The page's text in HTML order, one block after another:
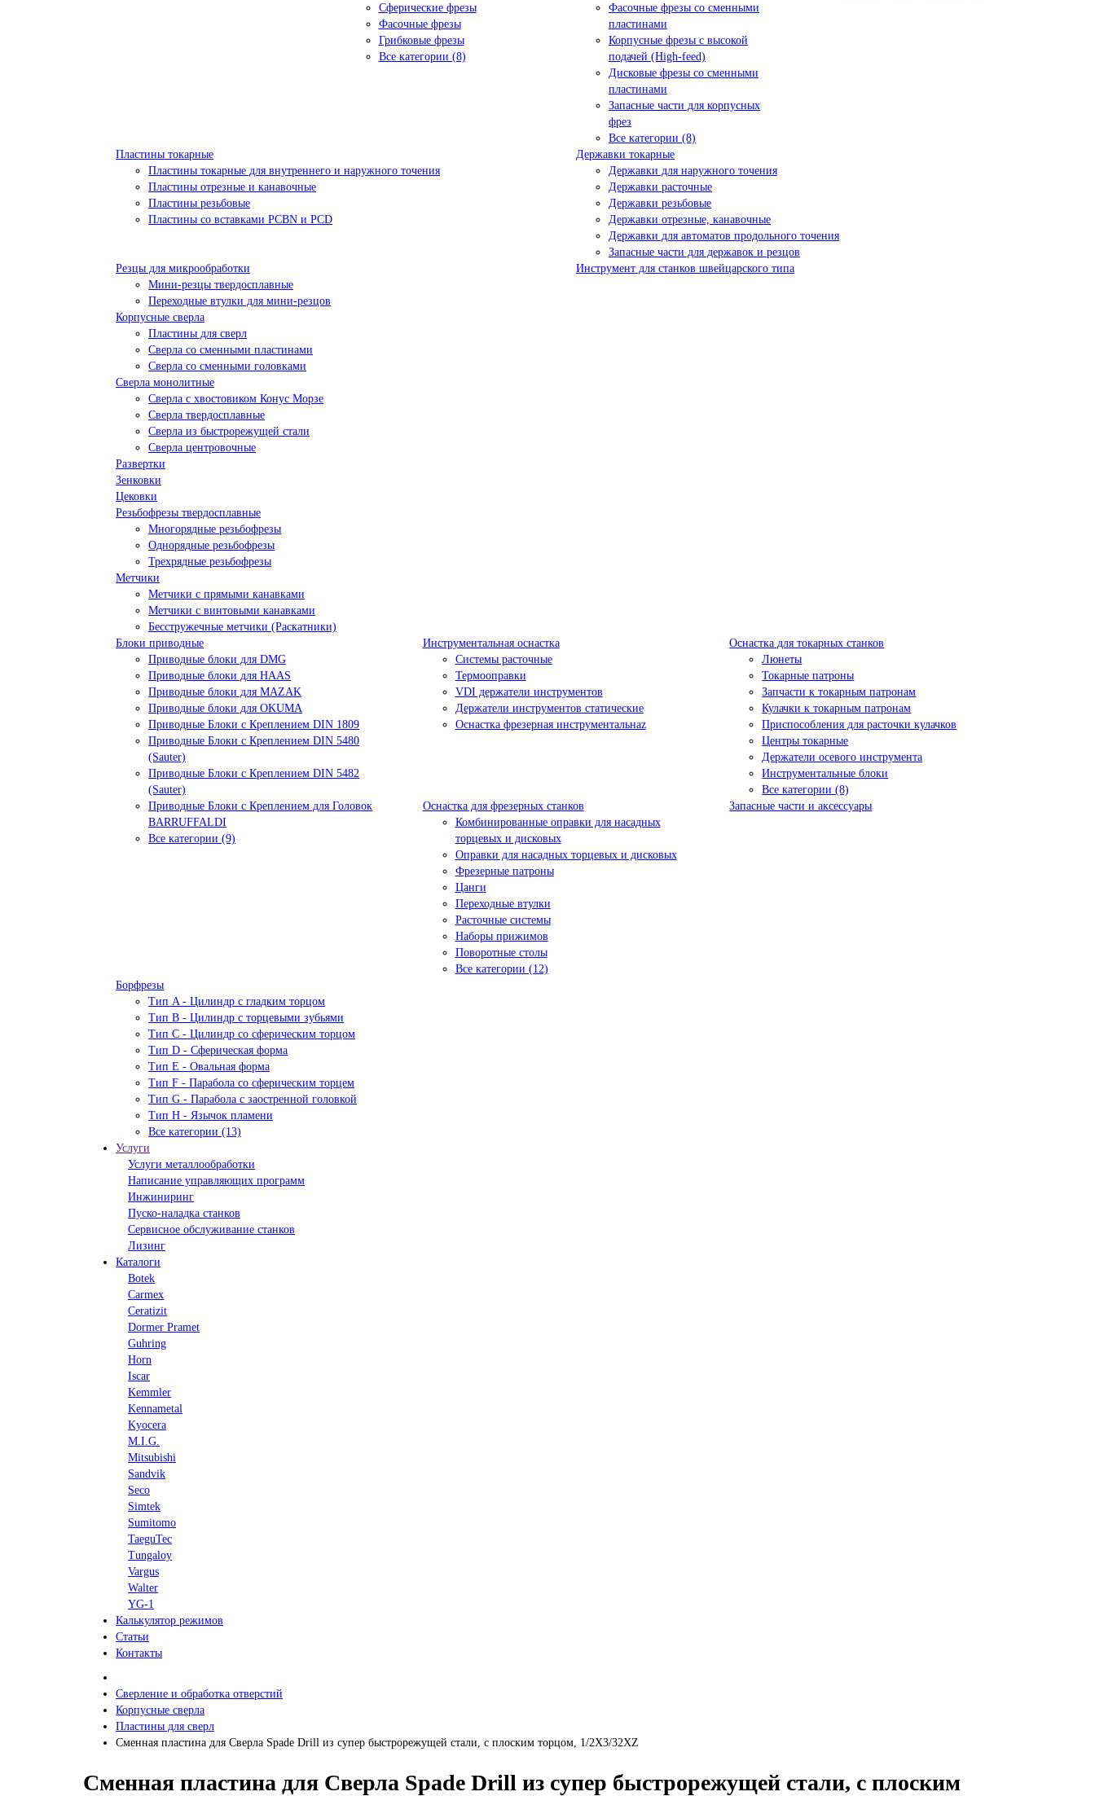
Сферические фрезы
Фасочные фрезы
Грибковые фрезы
Все категории (8)
Фасочные фрезы со сменными
пластинами
Корпусные фрезы с высокой
подачей (High-feed)
Дисковые фрезы со сменными
пластинами
Запасные части для корпусных
фрез
Все категории (8)
Пластины токарные
Пластины токарные для внутреннего и наружного точения
Пластины отрезные и канавочные
Пластины резьбовые
Пластины со вставками PCBN и PCD
Державки токарные
Державки для наружного точения
Державки расточные
Державки резьбовые
Державки отрезные, канавочные
Державки для автоматов продольного точения
Запасные части для державок и резцов
Резцы для микрообработки
Мини-резцы твердосплавные
Переходные втулки для мини-резцов
Инструмент для станков швейцарского типа
Корпусные сверла
Пластины для сверл
Сверла со сменными пластинами
Сверла со сменными головками
Сверла монолитные
Сверла с хвостовиком Конус Морзе
Сверла твердосплавные
Сверла из быстрорежущей стали
Сверла центровочные
Развертки
Зенковки
Цековки
Резьбофрезы твердосплавные
Многорядные резьбофрезы
Однорядные резьбофрезы
Трехрядные резьбофрезы
Метчики
Метчики с прямыми канавками
Метчики с винтовыми канавками
Бесстружечные метчики (Раскатники)
Блоки приводные
Приводные блоки для DMG
Приводные блоки для HAAS
Приводные блоки для MAZAK
Приводные блоки для OKUMA
Приводные Блоки с Креплением DIN 1809
Приводные Блоки с Креплением DIN 5480
(Sauter)
Приводные Блоки с Креплением DIN 5482
(Sauter)
Приводные Блоки с Креплением для Головок
BARRUFFALDI
Все категории (9)
Инструментальная оснастка
Системы расточные
Термооправки
VDI держатели инструментов
Держатели инструментов статические
Оснастка фрезерная инструментальнаz
Оснастка для токарных станков
Люнеты
Токарные патроны
Запчасти к токарным патронам
Кулачки к токарным патронам
Приспособления для расточки кулачков
Центры токарные
Держатели осевого инструмента
Инструментальные блоки
Все категории (8)
Оснастка для фрезерных станков
Комбинированные оправки для насадных
торцевых и дисковых
Оправки для насадных торцевых и дисковых
Фрезерные патроны
Цанги
Переходные втулки
Расточные системы
Наборы прижимов
Поворотные столы
Все категории (12)
Запасные части и аксессуары
Борфрезы
Тип A - Цилиндр с гладким торцом
Тип В - Цилиндр с торцевыми зубьями
Тип С - Цилиндр со сферическим торцом
Тип D - Сферическая форма
Тип Е - Овальная форма
Тип F - Парабола со сферическим торцем
Тип G - Парабола с заостренной головкой
Тип H - Язычок пламени
Все категории (13)
Услуги
Услуги металлообработки
Написание управляющих программ
Инжиниринг
Пуско-наладка станков
Сервисное обслуживание станков
Лизинг
Каталоги
Botek
Carmex
Ceratizit
Dormer Pramet
Guhring
Horn
Iscar
Kemmler
Kennametal
Kyocera
M.I.G.
Mitsubishi
Sandvik
Seco
Simtek
Sumitomo
TaeguTec
Tungaloy
Vargus
Walter
YG-1
Калькулятор режимов
Статьи
Контакты
Сверление и обработка отверстий
Корпусные сверла
Пластины для сверл
Сменная пластина для Сверла Spade Drill из супер быстрорежущей стали, с плоским торцом, 1/2X3/32XZ
Сменная пластина для Сверла Spade Drill из супер быстрорежущей стали, с плоским